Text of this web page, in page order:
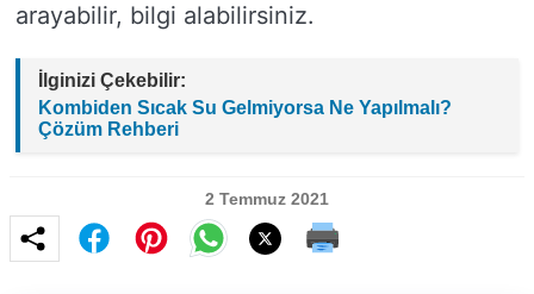
arayabilir, bilgi alabilirsiniz.
İlginizi Çekebilir:
Kombiden Sıcak Su Gelmiyorsa Ne Yapılmalı?
Çözüm Rehberi
2 Temmuz 2021